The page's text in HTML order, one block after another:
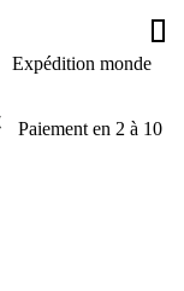
Expédition monde
Paiement en 2 à 10







































